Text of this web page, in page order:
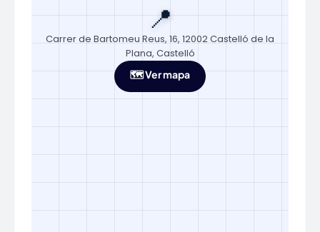
📍
Carrer de Bartomeu Reus, 16, 12002 Castelló de la
Plana, Castelló
🗺️ Ver mapa